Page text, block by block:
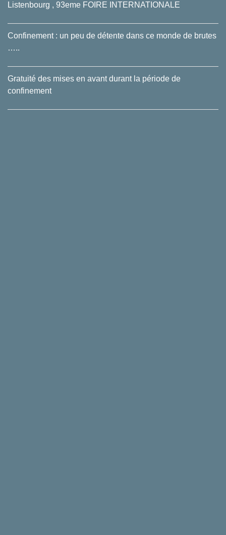
Listenbourg , 93eme FOIRE INTERNATIONALE
Confinement : un peu de détente dans ce monde de brutes
…..
Gratuité des mises en avant durant la période de
confinement